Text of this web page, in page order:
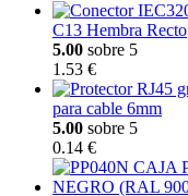
C13 Hembra Recto
5.00 sobre 5
1.53 €
para cable 6mm
5.00 sobre 5
0.14 €